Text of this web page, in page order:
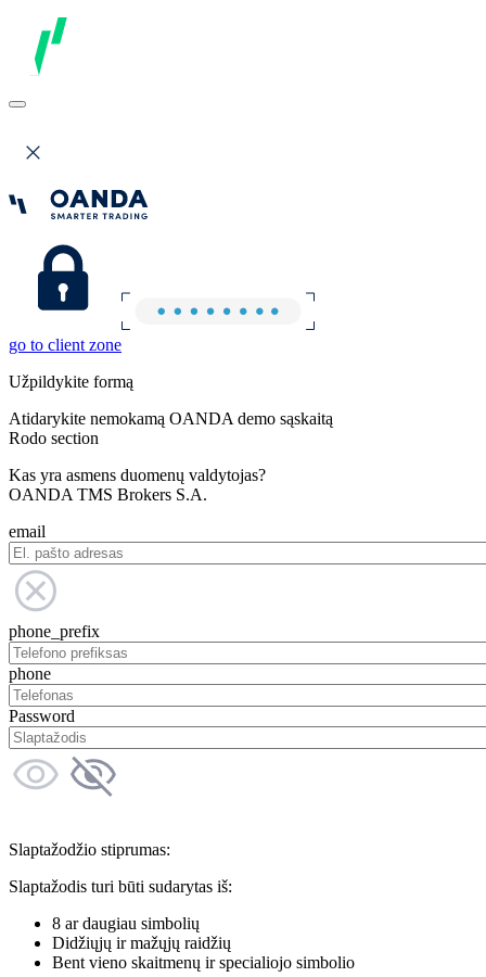
go to client zone
Užpildykite formą
Atidarykite nemokamą OANDA demo sąskaitą
Rodo section
Kas yra asmens duomenų valdytojas?
OANDA TMS Brokers S.A.
email
phone_prefix
phone
Password
Slaptažodžio stiprumas:
Slaptažodis turi būti sudarytas iš:
8 ar daugiau simbolių
Didžiųjų ir mažųjų raidžių
Bent vieno skaitmenų ir specialiojo simbolio